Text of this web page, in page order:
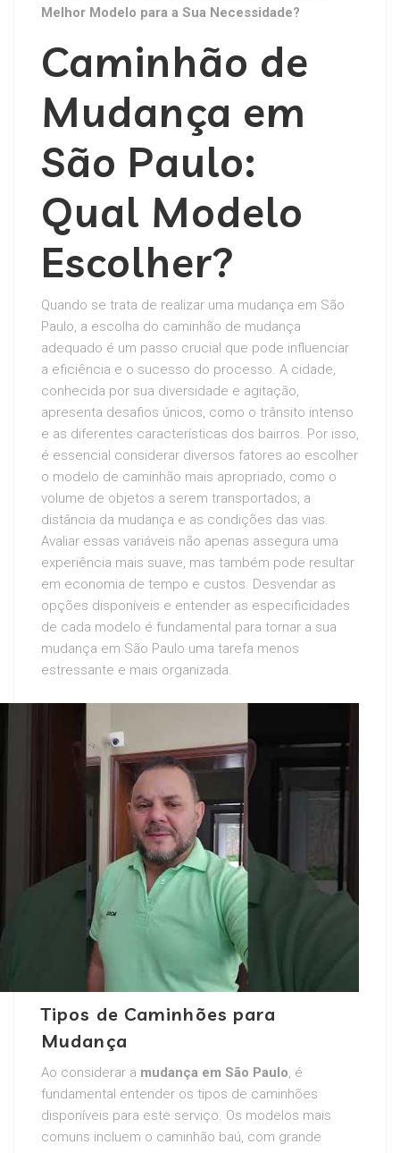
Melhor Modelo para a Sua Necessidade?
Caminhão de
Mudança em
São Paulo:
Qual Modelo
Escolher?
Quando se trata de realizar uma mudança em São
Paulo, a escolha do caminhão de mudança
adequado é um passo crucial que pode influenciar
a eficiência e o sucesso do processo. A cidade,
conhecida por sua diversidade e agitação,
apresenta desafios únicos, como o trânsito intenso
e as diferentes características dos bairros. Por isso,
é essencial considerar diversos fatores ao escolher
o modelo de caminhão mais apropriado, como o
volume de objetos a serem transportados, a
distância da mudança e as condições das vias.
Avaliar essas variáveis não apenas assegura uma
experiência mais suave, mas também pode resultar
em economia de tempo e custos. Desvendar as
opções disponíveis e entender as especificidades
de cada modelo é fundamental para tornar a sua
mudança em São Paulo uma tarefa menos
estressante e mais organizada.
Tipos de Caminhões para
Mudança
Ao considerar a mudança em São Paulo , é
fundamental entender os tipos de caminhões
disponíveis para este serviço. Os modelos mais
comuns incluem o caminhão baú, com grande